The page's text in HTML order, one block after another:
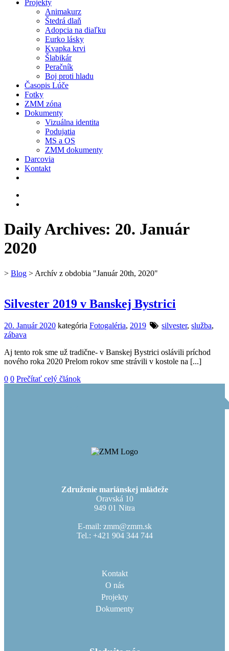
Projekty
Animakurz
Štedrá dlaň
Adopcia na diaľku
Eurko lásky
Kvapka krvi
Šlabikár
Peračník
Boj proti hladu
Časopis Lúče
Fotky
ZMM zóna
Dokumenty
Vizuálna identita
Podujatia
MS a OS
ZMM dokumenty
Darcovia
Kontakt
Daily Archives: 20. Január
2020
> Blog > Archív z obdobia "Január 20th, 2020"
Silvester 2019 v Banskej Bystrici
20. Január 2020 kategória Fotogaléria, 2019 silvester,služba,
zábava
Aj tento rok sme už tradične- v Banskej Bystrici oslávili príchod
nového roka 2020 Prelom rokov sme strávili v kostole na [...]
0 0 Prečítať celý článok
Združenie mariánskej mládeže
Oravská 10
949 01 Nitra
E-mail: zmm@zmm.sk
Tel.: +421 904 344 744
Kontakt
O nás
Projekty
Dokumenty